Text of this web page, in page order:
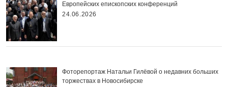
Европейских епископских конференций
24.06.2026
Фоторепортаж Натальи Гилёвой о недавних больших
торжествах в Новосибирске